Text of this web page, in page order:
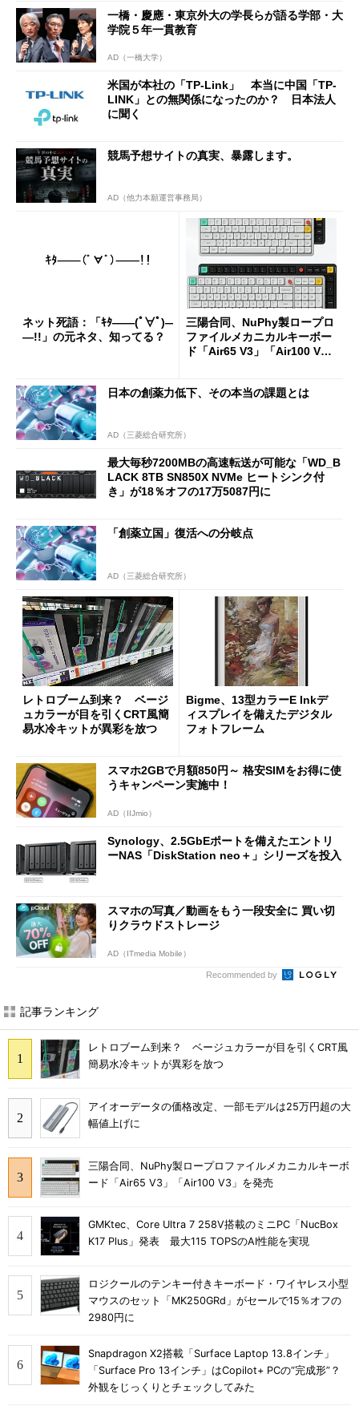
一橋・慶應・東京外大の学長らが語る学部・大
学院５年一貫教育
AD（一橋大学）
米国が本社の「TP-Link」 本当に中国「TP-
LINK」との無関係になったのか？ 日本法人
に聞く
競馬予想サイトの真実、暴露します。
AD（他力本願運営事務局）
ネット死語：「ｷﾀ――(ﾟ∀ﾟ)―
―!!」の元ネタ、知ってる？
三陽合同、NuPhy製ロープロ
ファイルメカニカルキーボー
ド「Air65 V3」「Air100 V
日本の創薬力低下、その本当の課題とは
AD（三菱総合研究所）
最大毎秒7200MBの高速転送が可能な「WD_B
LACK 8TB SN850X NVMe ヒートシンク付
き」が18％オフの17万5087円に
「創薬立国」復活への分岐点
AD（三菱総合研究所）
レトロブーム到来？ ベージ
ュカラーが目を引くCRT風簡
易水冷キットが異彩を放つ
Bigme、13型カラーE Inkデ
ィスプレイを備えたデジタル
フォトフレーム
スマホ2GBで月額850円～ 格安SIMをお得に使
うキャンペーン実施中！
AD（IIJmio）
Synology、2.5GbEポートを備えたエントリ
ーNAS「DiskStation neo＋」シリーズを投入
スマホの写真／動画をもう一段安全に 買い切
りクラウドストレージ
AD（ITmedia Mobile）
Recommended by
記事ランキング
レトロブーム到来？ ベージュカラーが目を引くCRT風
簡易水冷キットが異彩を放つ
アイオーデータの価格改定、一部モデルは25万円超の大
幅値上げに
三陽合同、NuPhy製ロープロファイルメカニカルキーボ
ード「Air65 V3」「Air100 V3」を発売
GMKtec、Core Ultra 7 258V搭載のミニPC「NucBox
K17 Plus」発表 最大115 TOPSのAI性能を実現
ロジクールのテンキー付きキーボード・ワイヤレス小型
マウスのセット「MK250GRd」がセールで15％オフの
2980円に
Snapdragon X2搭載「Surface Laptop 13.8インチ」
「Surface Pro 13インチ」はCopilot+ PCの“完成形”？
外観をじっくりとチェックしてみた